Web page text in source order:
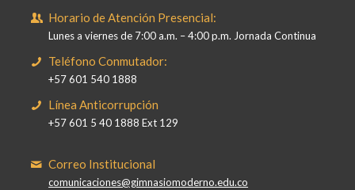
Horario de Atención Presencial:
Lunes a viernes de 7:00 a.m. – 4:00 p.m. Jornada Continua
Teléfono Conmutador:
+57 601 540 1888
Línea Anticorrupción
+57 601 5 40 1888 Ext 129
Correo Institucional
comunicaciones@gimnasiomoderno.edu.co